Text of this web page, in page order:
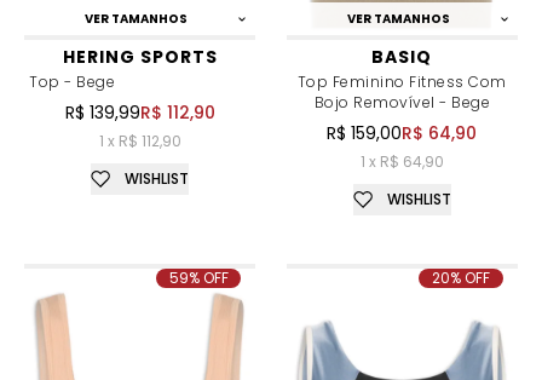
VER TAMANHOS
HERING SPORTS
Top - Bege
R$ 139,99R$ 112,90
1 x R$ 112,90
WISHLIST
VER TAMANHOS
BASIQ
Top Feminino Fitness Com
Bojo Removível - Bege
R$ 159,00R$ 64,90
1 x R$ 64,90
WISHLIST
59% OFF 20% OFF